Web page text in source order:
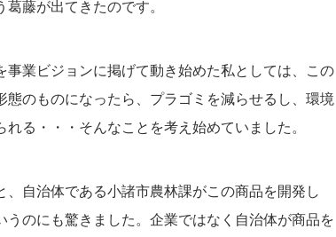
藤が出てきたのです。
業ビジョンに掲げて動き始めた私としては、この
のものになったら、プラゴミを減らせるし、環境
る・・・そんなことを考え始めていました。
自治体である小諸市農林課がこの商品を開発し
のにも驚きました。企業ではなく自治体が商品を